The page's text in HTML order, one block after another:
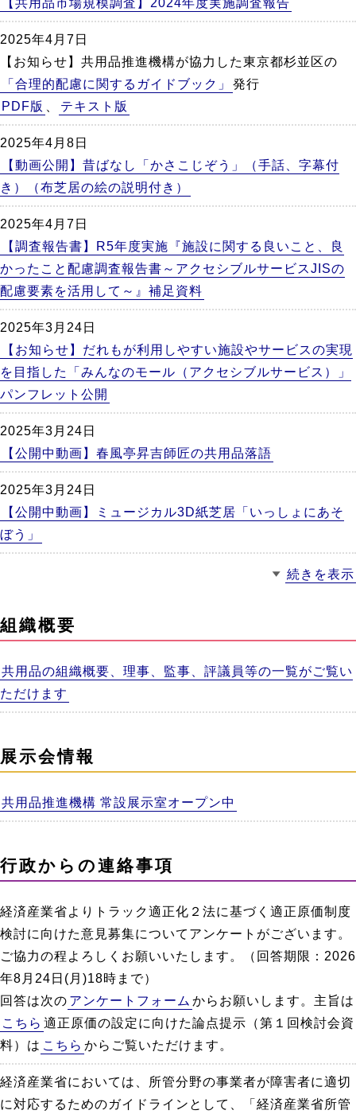
2025年4月7日
【お知らせ】共用品推進機構が協力した東京都杉並区の
「合理的配慮に関するガイドブック」
発行
PDF版
テキスト版
2025年4月8日
【動画公開】昔ばなし「かさこじぞう」（手話、字幕付
き）（布芝居の絵の説明付き）
2025年4月7日
【調査報告書】R5年度実施『施設に関する良いこと、良
かったこと配慮調査報告書～アクセシブルサービスJISの
配慮要素を活用して～』補足資料
2025年3月24日
【お知らせ】だれもが利用しやすい施設やサービスの実現
を目指した「みんなのモール（アクセシブルサービス）」
パンフレット公開
2025年3月24日
【公開中動画】春風亭昇吉師匠の共用品落語
2025年3月24日
【公開中動画】ミュージカル3D紙芝居「いっしょにあそ
ぼう」
続きを表示
組織概要
共用品の組織概要、理事、監事、評議員等の一覧がご覧い
ただけます
展示会情報
共用品推進機構 常設展示室オープン中
行政からの連絡事項
経済産業省よりトラック適正化２法に基づく適正原価制度
検討に向けた意見募集についてアンケートがございます。
ご協力の程よろしくお願いいたします。（回答期限：2026
年8月24日(月)18時まで）
回答は次の アンケートフォーム からお願いします。主旨は
こちら 適正原価の設定に向けた論点提示（第１回検討会資
料）は こちら からご覧いただけます。
経済産業省においては、所管分野の事業者が障害者に適切
に対応するためのガイドラインとして、「経済産業省所管